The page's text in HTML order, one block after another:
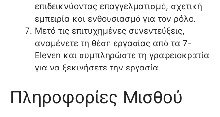
επιδεικνύοντας επαγγελματισμό, σχετική
εμπειρία και ενθουσιασμό για τον ρόλο.
Μετά τις επιτυχημένες συνεντεύξεις,
αναμένετε τη θέση εργασίας από τα 7-
Eleven και συμπληρώστε τη γραφειοκρατία
για να ξεκινήσετε την εργασία.
Πληροφορίες Μισθού